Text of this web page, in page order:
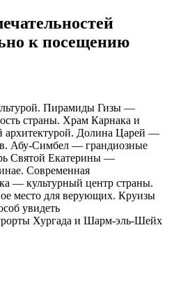
к посещению
Пирамиды Гизы —
страны. Храм Карнака и
архитектурой. Долина Царей —
Абу-Симбел — грандиозные
Святой Екатерины —
Современная
— культурный центр страны.
место для верующих. Круизы
увидеть
Хургада и Шарм-эль-Шейх